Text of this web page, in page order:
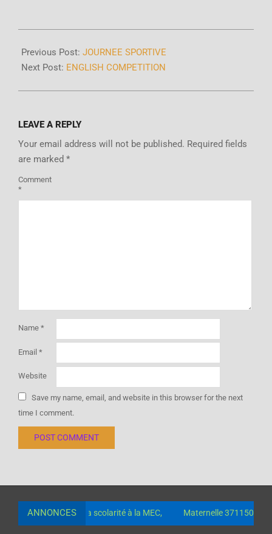
Previous Post: JOURNEE SPORTIVE
Next Post: ENGLISH COMPETITION
LEAVE A REPLY
Your email address will not be published. Required fields
are marked *
Comment
*
Name *
Email *
Website
Save my name, email, and website in this browser for the next
time I comment.
ANNONCES
pour le paiement de la scolarité à la MEC, Maternelle 371150-05-